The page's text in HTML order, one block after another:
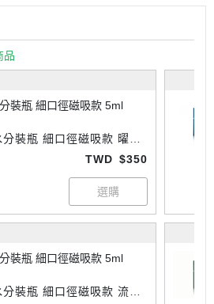
品
裝瓶 細口徑磁吸款 5ml
裝瓶 細口徑磁吸款 曜石
TWD $350
裝瓶 細口徑磁吸款 5ml
裝瓶 細口徑磁吸款 流光